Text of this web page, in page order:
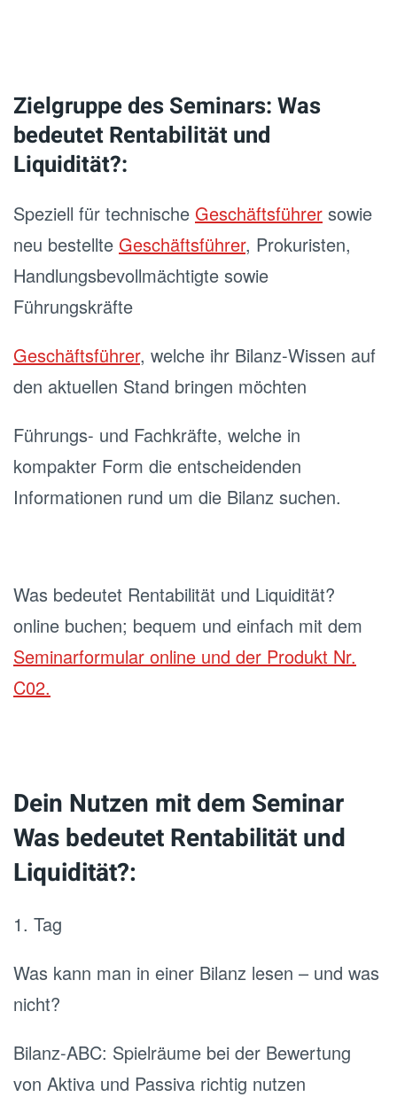
Zielgruppe des Seminars: Was
bedeutet Rentabilität und
Liquidität?:
Speziell für technische Geschäftsführer sowie
neu bestellte Geschäftsführer, Prokuristen,
Handlungsbevollmächtigte sowie
Führungskräfte
Geschäftsführer, welche ihr Bilanz-Wissen auf
den aktuellen Stand bringen möchten
Führungs- und Fachkräfte, welche in
kompakter Form die entscheidenden
Informationen rund um die Bilanz suchen.
Was bedeutet Rentabilität und Liquidität?
online buchen; bequem und einfach mit dem
Seminarformular online und der Produkt Nr.
C02.
Dein Nutzen mit dem Seminar
Was bedeutet Rentabilität und
Liquidität?:
1. Tag
Was kann man in einer Bilanz lesen – und was
nicht?
Bilanz-ABC: Spielräume bei der Bewertung
von Aktiva und Passiva richtig nutzen